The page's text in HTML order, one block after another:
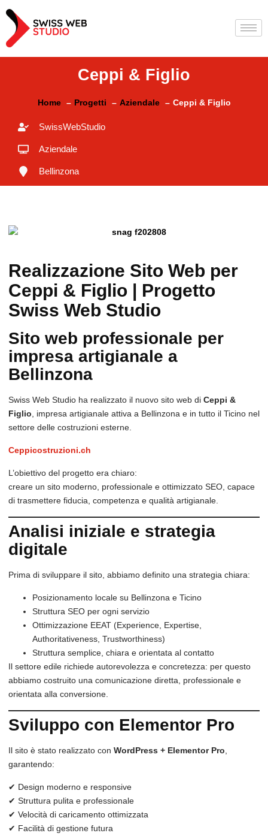
Ceppi & Figlio
Home Progetti Aziendale Ceppi & Figlio
SwissWebStudio
Aziendale
Bellinzona
Realizzazione Sito Web per
Ceppi & Figlio | Progetto
Swiss Web Studio
Sito web professionale per
impresa artigianale a
Bellinzona
Swiss Web Studio ha realizzato il nuovo sito web di Ceppi &
Figlio, impresa artigianale attiva a Bellinzona e in tutto il Ticino nel
settore delle costruzioni esterne.
Ceppicostruzioni.ch
L’obiettivo del progetto era chiaro:
creare un sito moderno, professionale e ottimizzato SEO, capace
di trasmettere fiducia, competenza e qualità artigianale.
Analisi iniziale e strategia
digitale
Prima di sviluppare il sito, abbiamo definito una strategia chiara:
Posizionamento locale su Bellinzona e Ticino
Struttura SEO per ogni servizio
Ottimizzazione EEAT (Experience, Expertise,
Authoritativeness, Trustworthiness)
Struttura semplice, chiara e orientata al contatto
Il settore edile richiede autorevolezza e concretezza: per questo
abbiamo costruito una comunicazione diretta, professionale e
orientata alla conversione.
Sviluppo con Elementor Pro
Il sito è stato realizzato con WordPress + Elementor Pro,
garantendo:
✔ Design moderno e responsive
✔ Struttura pulita e professionale
✔ Velocità di caricamento ottimizzata
✔ Facilità di gestione futura